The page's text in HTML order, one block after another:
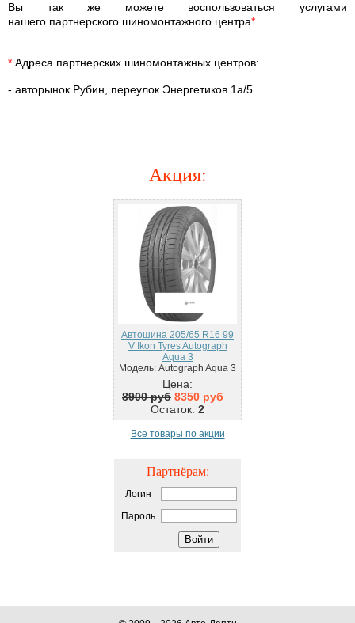
Вы так же можете воспользоваться услугами
нашего партнерского шиномонтажного центра*
* Адреса партнерских шиномонтажных центров:
- авторынок Рубин, переулок Энергетиков 1а/5
Акция:
Автошина 205/65 R16 99
V Ikon Tyres Autograph
Aqua 3
Модель: Autograph Aqua 3
Цена:
8900 руб 8350 руб
Остаток: 2
Все товары по акции
Партнёрам:
Логин
Пароль
Войти